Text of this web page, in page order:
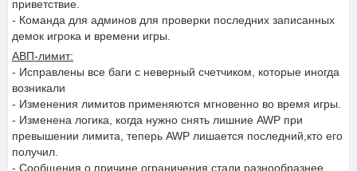
приветствие.
- Команда для админов для проверки последних записанных
демок игрока и времени игры.
АВП-лимит:
- Исправлены все баги с неверный счетчиком, которые иногда
возникали
- Изменения лимитов применяются мгновенно во время игры.
- Изменена логика, когда нужно снять лишние AWP при
превышении лимита, теперь AWP лишается последний,кто его
получил.
- Сообщения о причине ограничения стали разнообразнее.